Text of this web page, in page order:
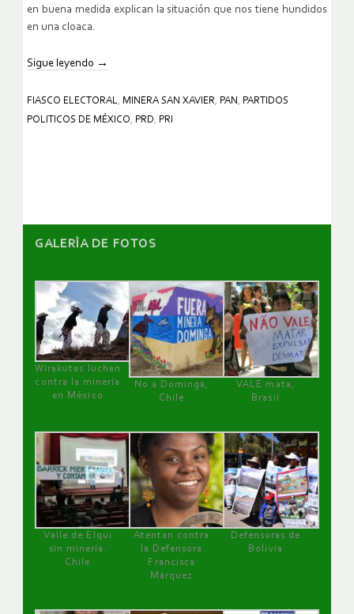
en buena medida explican la situación que nos tiene hundidos
en una cloaca.
Sigue leyendo →
FIASCO ELECTORAL, MINERA SAN XAVIER, PAN , PARTIDOS
POLITICOS DE MÉXICO, PRD, PRI
GALERÌA DE FOTOS
Wirakutas luchan
contra la minería
en México
No a Dominga,
Chile
VALE mata,
Brasil
Valle de Elqui
sin minería.
Chile
Atentan contra
la Defensora
Francisca
Márquez
Defensoras de
Bolivia